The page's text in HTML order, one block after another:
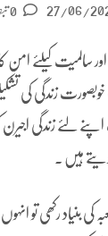
27/06/
سالمیت کیلئے امن
زندگی کی
لئے زندگی اجیرن
ہیں ۔
بنیاد رکھی تو